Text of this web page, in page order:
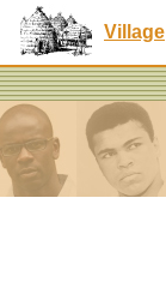
Village